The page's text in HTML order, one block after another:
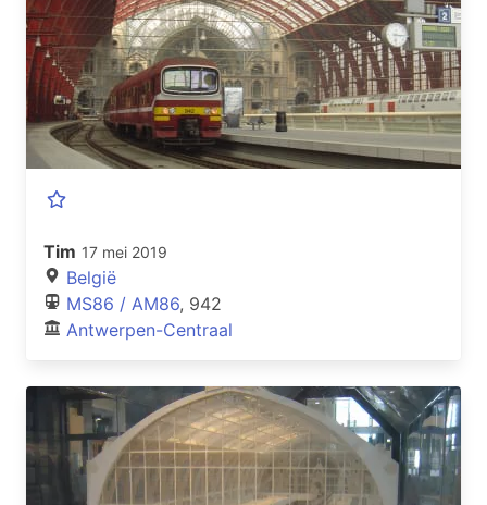
Tim 17 mei 2019
België
MS86 / AM86, 942
Antwerpen-Centraal